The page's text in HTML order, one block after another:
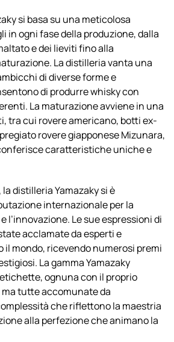
si basa su una meticolosa
in ogni fase della produzione, dalla
e dei lieviti fino alla
La distilleria vanta una
di diverse forme e
di produrre whisky con
La maturazione avviene in una
tra cui rovere americano, botti ex-
rovere giapponese Mizunara,
caratteristiche uniche e
distilleria Yamazaky si è
internazionale per la
l’innovazione. Le sue espressioni di
acclamate da esperti e
mondo, ricevendo numerosi premi
La gamma Yamazaky
ognuna con il proprio
tutte accomunate da
che riflettono la maestria
alla perfezione che animano la